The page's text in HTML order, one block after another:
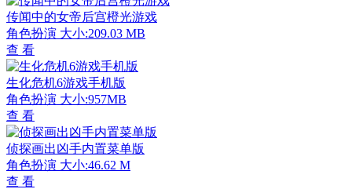
传闻中的女帝后宫橙光游戏
角色扮演 大小:209.03 MB
查 看
生化危机6游戏手机版
角色扮演 大小:957MB
查 看
侦探画出凶手内置菜单版
角色扮演 大小:46.62 M
查 看